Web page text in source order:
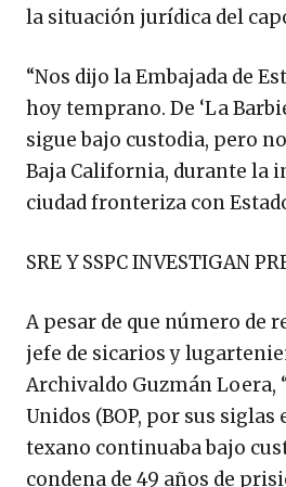
la situación jurídica del
“Nos dijo la Embajada de
hoy temprano. De ‘La
sigue bajo custodia, pero
Baja California, durante la
ciudad fronteriza con
SRE Y SSPC INVESTIGAN
A pesar de que número de
jefe de sicarios y
Archivaldo Guzmán Loera,
Unidos (BOP, por sus
texano continuaba bajo
condena de 49 años de